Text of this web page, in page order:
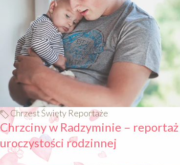
Chrzest Święty Reportaże
Chrzciny w Radzyminie – reportaż
uroczystości rodzinnej